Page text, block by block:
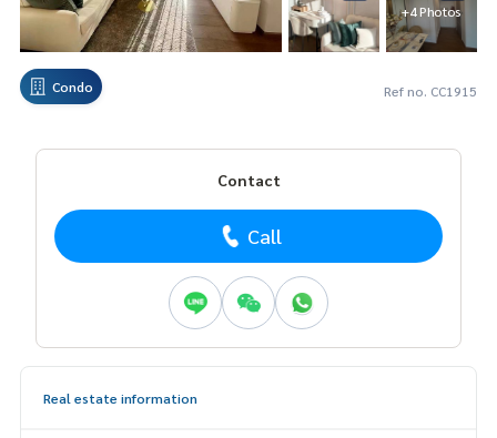
+4 Photos
Condo Ref no. CC1915
Contact
Call
Real estate information